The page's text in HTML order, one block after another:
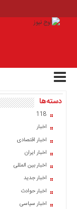
صفحه
اصلی
اخبار
اقتصادی
اقتصادی
دسته‌ها
118
اخبار
اخبار اقتصادی
اخبار ایران
اخبار بین المللی
اخبار جدید
اخبار حوادث
اخبار سیاسی